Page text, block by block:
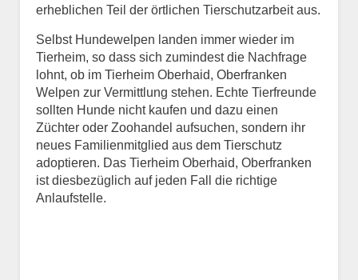
Informationen über das
Tier.
Art des Tiers*
Name des Tiers
erheblichen Teil der örtlichen Tierschutzarbeit aus.
Selbst Hundewelpen landen immer wieder im
Tierheim, so dass sich zumindest die Nachfrage
lohnt, ob im Tierheim Oberhaid, Oberfranken
Welpen zur Vermittlung stehen. Echte Tierfreunde
sollten Hunde nicht kaufen und dazu einen
Züchter oder Zoohandel aufsuchen, sondern ihr
neues Familienmitglied aus dem Tierschutz
adoptieren. Das Tierheim Oberhaid, Oberfranken
ist diesbezüglich auf jeden Fall die richtige
Anlaufstelle.